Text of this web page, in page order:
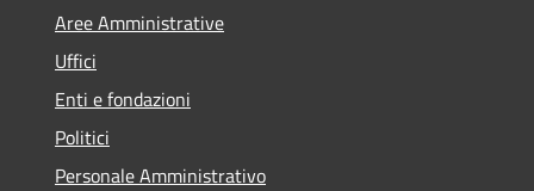
Aree Amministrative
Uffici
Enti e fondazioni
Politici
Personale Amministrativo